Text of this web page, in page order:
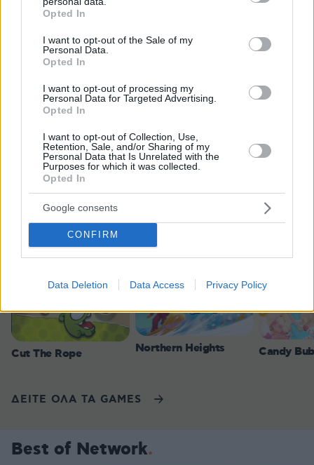
grant or deny consent to Google and its third-party tags to
use your data for below specified purposes in below Google
consent section.
Opted In
I want to opt-out of the Sale of my
Personal Data.
Opted In
I want to opt-out of processing my
Personal Data for Targeted Advertising.
Opted In
I want to opt-out of Collection, Use,
Retention, Sale, and/or Sharing of my
Personal Data that Is Unrelated with the
Purposes for which it was collected.
Opted In
Google consents
CONFIRM
Data Deletion Data Access Privacy Policy
07.08.2026, 23:19
διάλυση του ΕΣΥ, ευχαρίστησε το
Μποδοσάκειο με επιστολή -
Γεωργιάδης: Το κατακρίνουν μέχρι να
07.08.2026, 21:54 30
Games
Cut The Rope Northern Heights Candy
ΔΕΙΤΕ ΟΛΑ ΤΑ GAMES
Best of Network